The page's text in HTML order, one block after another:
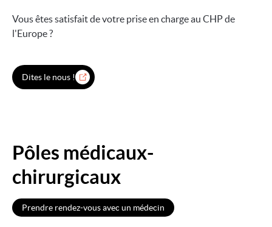
Vous êtes satisfait de votre prise en charge au CHP de
l'Europe ?
Dites le nous !
Pôles médicaux-
chirurgicaux
Prendre rendez-vous avec un médecin